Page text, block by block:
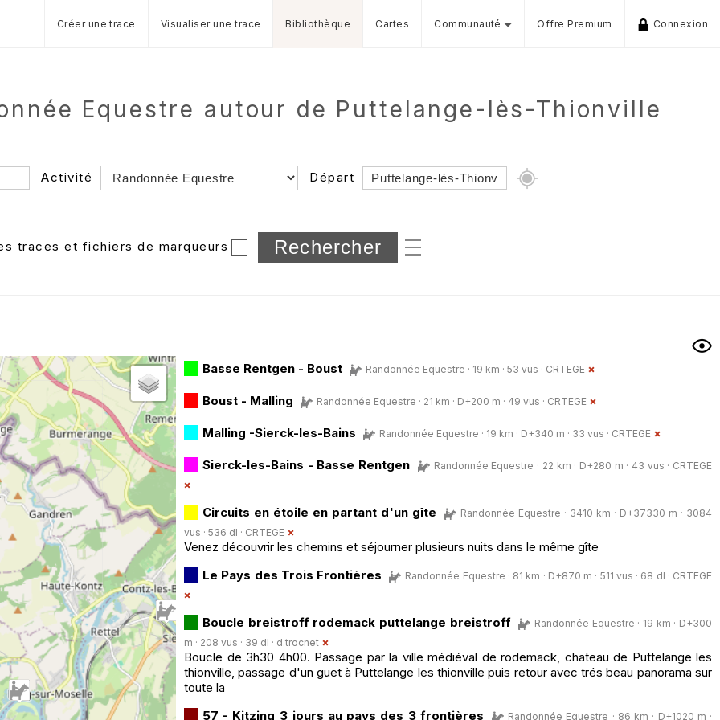
Créer une trace Visualiser une trace Bibliothèque Cartes Communauté Offre Premium Connexion
Equestre autour de Puttelange-lès-Thionville
Activité Départ
Dossier
et sous-dossiers
traces et fichiers de marqueurs
Basse Rentgen - Boust Randonnée Equestre · 19 km · 53 vus · CRTEGE
Boust - Malling Randonnée Equestre · 21 km · D+200 m · 49 vus · CRTEGE
Malling -Sierck-les-Bains Randonnée Equestre · 19 km · D+340 m · 33 vus · CRTEGE
Sierck-les-Bains - Basse Rentgen Randonnée Equestre · 22 km · D+280 m · 43 vus · CRTEGE
Circuits en étoile en partant d'un gîte
Randonnée Equestre · 3410 km · D+37330 m · 3084
vus · 536 dl · CRTEGE
Venez découvrir les chemins et séjourner plusieurs nuits dans le même gîte
Le Pays des Trois Frontières
Randonnée Equestre · 81 km · D+870 m · 511 vus · 68 dl · CRTEGE
Boucle breistroff rodemack puttelange breistroff
Randonnée Equestre · 19 km · D+300
m · 208 vus · 39 dl · d.trocnet
Boucle de 3h30 4h00. Passage par la ville médiéval de rodemack, chateau de Puttelange les
thionville, passage d'un guet à Puttelange les thionville puis retour avec trés beau panorama sur
toute la
57 - Kitzing_3 jours au pays des 3 frontières
Randonnée Equestre · 86 km · D+1020 m ·